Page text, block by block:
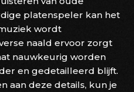
platenspeler kan het
wordt
naald ervoor zorgt
nauwkeurig worden
en gedetailleerd blijft.
aan deze details, kun je